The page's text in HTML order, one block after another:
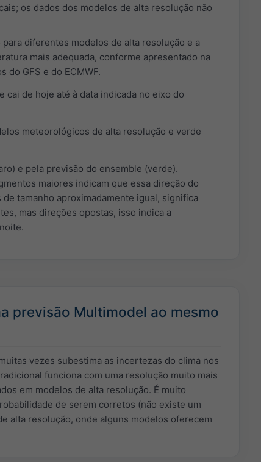
os dados dos modelos de alta resolução não
diferentes modelos de alta resolução e a
mais adequada, conforme apresentado na
do GFS e do ECMWF.
cai de hoje até à data indicada no eixo do
meteorológicos de alta resolução e verde
e pela previsão do ensemble (verde).
maiores indicam que essa direção do
tamanho aproximadamente igual, significa
mas direções opostas, isso indica a
previsão Multimodel ao mesmo
vezes subestima as incertezas do clima nos
funciona com uma resolução muito mais
em modelos de alta resolução. É muito
de serem corretos (não existe um
alta resolução, onde alguns modelos oferecem